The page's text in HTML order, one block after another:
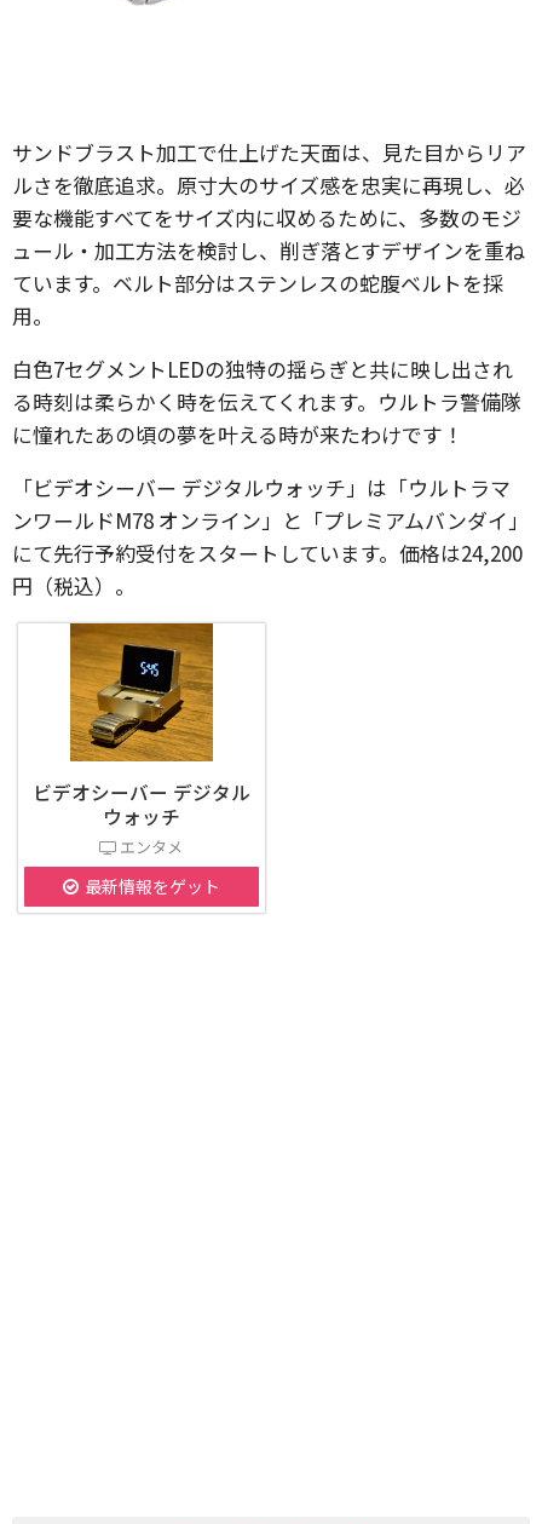
サンドブラスト加工で仕上げた天面は、見た目からリア
ルさを徹底追求。原寸大のサイズ感を忠実に再現し、必
要な機能すべてをサイズ内に収めるために、多数のモジ
ュール・加工方法を検討し、削ぎ落とすデザインを重ね
ています。ベルト部分はステンレスの蛇腹ベルトを採
用。
白色7セグメントLEDの独特の揺らぎと共に映し出され
る時刻は柔らかく時を伝えてくれます。ウルトラ警備隊
に憧れたあの頃の夢を叶える時が来たわけです！
「ビデオシーバー デジタルウォッチ」は「ウルトラマ
ンワールドM78 オンライン」と「プレミアムバンダイ」
にて先行予約受付をスタートしています。価格は24,200
円（税込）。
ビデオシーバー デジタル
ウォッチ
エンタメ
最新情報をゲット